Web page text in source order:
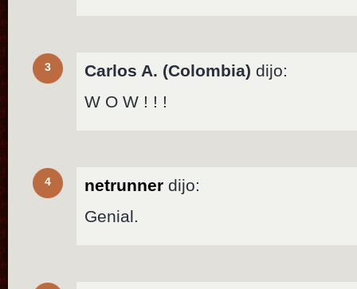
3 Carlos A. (Colombia) dijo:
W O W ! ! !
4 netrunner dijo:
Genial.